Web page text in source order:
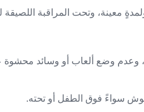
معينة، وتحت المراقبة